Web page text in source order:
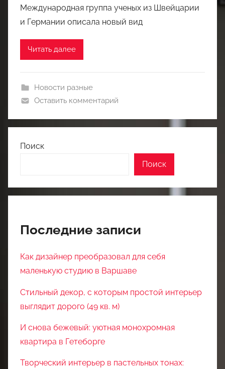
Международная группа ученых из Швейцарии
и Германии описала новый вид
Читать далее
Новости разные
Оставить комментарий
Поиск
Поиск
Последние записи
Как дизайнер преобразовал для себя
маленькую студию в Варшаве
Стильный декор, с которым простой интерьер
выглядит дорого (49 кв. м)
И снова бежевый: уютная монохромная
квартира в Гетеборге
Творческий интерьер в пастельных тонах: